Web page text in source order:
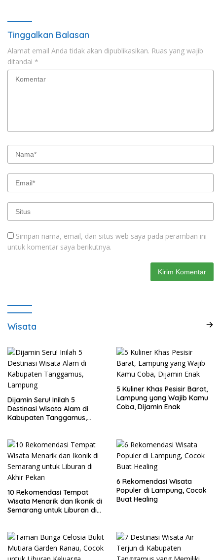
Tinggalkan Balasan
Alamat email Anda tidak akan dipublikasikan. Ruas yang wajib
ditandai *
Simpan nama, email, dan situs web saya pada peramban ini
untuk komentar saya berikutnya.
Wisata
Dijamin Seru! Inilah 5
Destinasi Wisata Alam di
Kabupaten Tanggamus,
5 Kuliner Khas Pesisir Barat,
Lampung yang Wajib Kamu
Coba, Dijamin Enak
10 Rekomendasi Tempat
Wisata Menarik dan Ikonik di
Semarang untuk Liburan di
6 Rekomendasi Wisata
Populer di Lampung, Cocok
Buat Healing